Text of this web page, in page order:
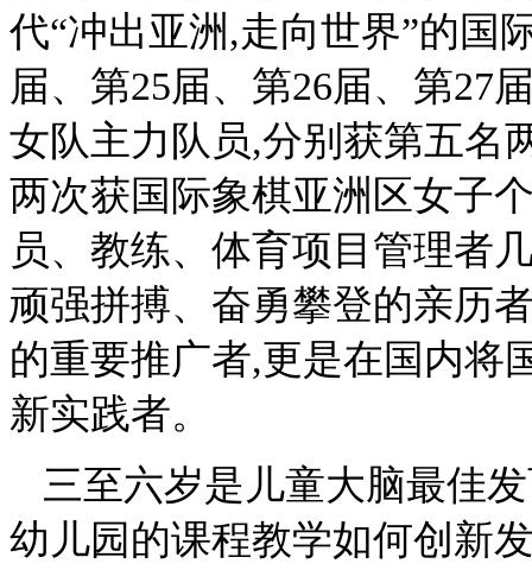
代“冲出亚洲,走向世界”的国
届、第25届、第26届、第27
女队主力队员,分别获第五名
两次获国际象棋亚洲区女子
员、教练、体育项目管理者
顽强拼搏、奋勇攀登的亲历
的重要推广者,更是在国内将
新实践者。
三至六岁是儿童大脑最佳
幼儿园的课程教学如何创新